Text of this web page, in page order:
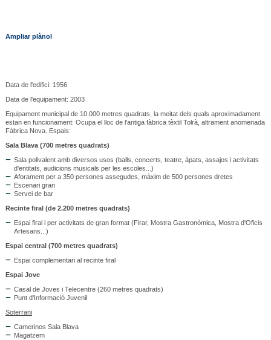
Ampliar plànol
Data de l'edifici: 1956
Data de l'equipament: 2003
Equipament municipal de 10.000 metres quadrats, la meitat dels quals aproximadament
estan en funcionament: Ocupa el lloc de l'antiga fàbrica tèxtil Tolrà, altrament anomenada
Fàbrica Nova. Espais:
Sala Blava (700 metres quadrats)
Sala polivalent amb diversos usos (balls, concerts, teatre, àpats, assajos i activitats
d'entitats, audicions musicals per les escoles...)
Aforament per a 350 persones assegudes, màxim de 500 persones dretes
Escenari gran
Servei de bar
Recinte firal (de 2.200 metres quadrats)
Espai firal i per activitats de gran format (Firar, Mostra Gastronòmica, Mostra d'Oficis
Artesans...)
Espai central (700 metres quadrats)
Espai complementari al recinte firal
Espai Jove
Casal de Joves i Telecentre (260 metres quadrats)
Punt d'Informació Juvenil
Soterrani
Camerinos Sala Blava
Magatzem